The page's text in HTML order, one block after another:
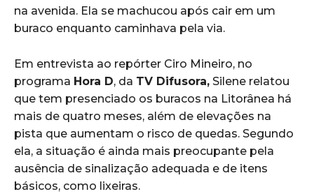
na avenida. Ela se machucou após cair em um
buraco enquanto caminhava pela via.
Em entrevista ao repórter Ciro Mineiro, no
programa Hora D, da TV Difusora, Silene relatou
que tem presenciado os buracos na Litorânea há
mais de quatro meses, além de elevações na
pista que aumentam o risco de quedas. Segundo
ela, a situação é ainda mais preocupante pela
ausência de sinalização adequada e de itens
básicos, como lixeiras.